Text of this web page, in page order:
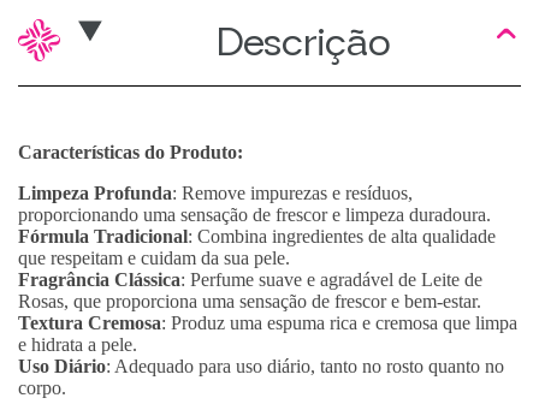
Descrição
Características do Produto:
Limpeza Profunda: Remove impurezas e resíduos,
proporcionando uma sensação de frescor e limpeza duradoura.
Fórmula Tradicional: Combina ingredientes de alta qualidade
que respeitam e cuidam da sua pele.
Fragrância Clássica: Perfume suave e agradável de Leite de
Rosas, que proporciona uma sensação de frescor e bem-estar.
Textura Cremosa: Produz uma espuma rica e cremosa que limpa
e hidrata a pele.
Uso Diário: Adequado para uso diário, tanto no rosto quanto no
corpo.